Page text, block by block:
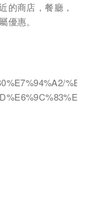
的商店，餐廳，
優惠。